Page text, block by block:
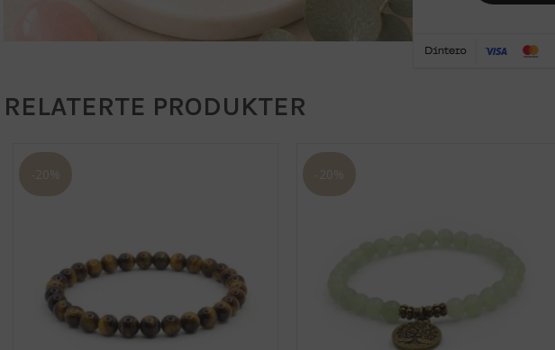
abundance
Pyritt
RELATERTE PRODUKTER
-20% -20%